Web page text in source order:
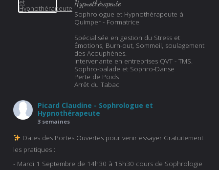
Hypnothérapeute
Sophrologue et Hypnothérapeute à
Quimper - Formatrice
Spécialisée en gestion du Stress et
Émotions, Burn-out, Sommeil, soulagement
des Acouphènes.
Intervenante en entreprises QVT - TMS.
Sophro-balade et Sophro-Danse
Perte de Poids
Arrêt du Tabac
Picard Claudine - Sophrologue et
Hypnothérapeute
3 semaines
Dates des Portes Ouvertes pour venir essayer Gratuitement
les pratiques :
- Mardi 1 Septembre de 14h30 à 15h30 cours de Sophrologie